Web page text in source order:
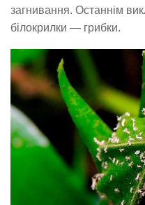
загнивання. Останнім
білокрилки — грибки.